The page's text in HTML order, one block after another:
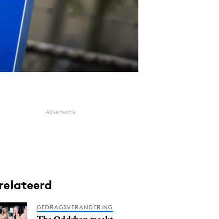
Advertentie
GEDRAGSVERANDERING